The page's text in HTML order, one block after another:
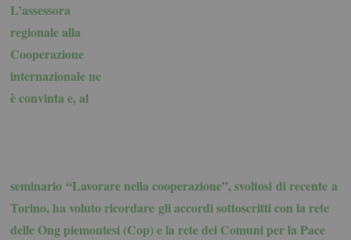
L’assessora
regionale alla
Cooperazione
internazionale ne
è convinta e, al
seminario “Lavorare nella cooperazione”, svoltosi di recente a
Torino, ha voluto ricordare gli accordi sottoscritti con la rete
delle Ong piemontesi (Cop) e la rete dei Comuni per la Pace